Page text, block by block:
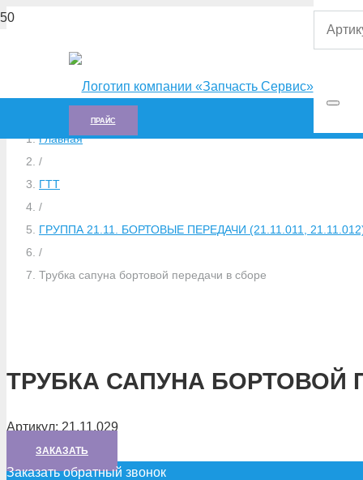
ПРАЙС
Главная
/
ГTT
/
ГРУППА 21.11. БОРТОВЫЕ ПЕРЕДАЧИ (21.11.011,
/
Трубка сапуна бортовой передачи в сборе
ТРУБКА САПУНА БОРТОВОЙ
Артикул: 21.11.029
ЗАКАЗАТЬ
Заказать обратный звонок